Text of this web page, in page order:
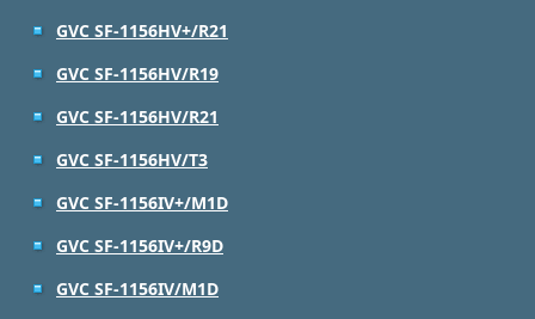
GVC SF-1156HV+/R21
GVC SF-1156HV/R19
GVC SF-1156HV/R21
GVC SF-1156HV/T3
GVC SF-1156IV+/M1D
GVC SF-1156IV+/R9D
GVC SF-1156IV/M1D